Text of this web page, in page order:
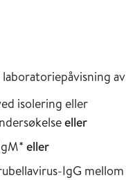
isolering eller
eller
eller
IgG mellom